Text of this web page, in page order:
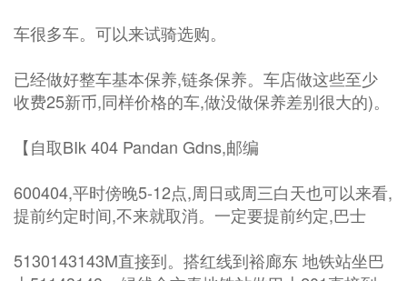
车很多车。可以来试骑选购。
已经做好整车基本保养,链条保养。车店做这些至少
收费25新币,同样价格的车,做没做保养差别很大的)。
【自取BIk 404 Pandan Gdns,邮编
600404,平时傍晚5-12点,周日或周三白天也可以来看,
提前约定时间,不来就取消。一定要提前约定,巴士
5130143143M直接到。搭红线到裕廊东 地铁站坐巴